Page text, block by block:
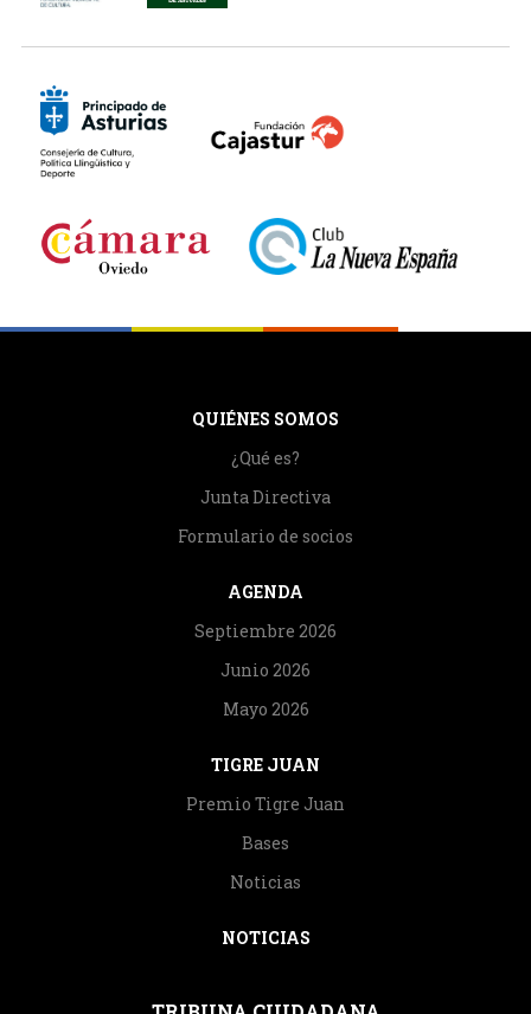
QUIÉNES SOMOS
¿Qué es?
Junta Directiva
Formulario de socios
AGENDA
Septiembre 2026
Junio 2026
Mayo 2026
TIGRE JUAN
Premio Tigre Juan
Bases
Noticias
NOTICIAS